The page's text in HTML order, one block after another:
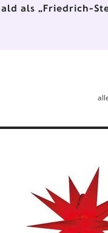
als „Friedrich-